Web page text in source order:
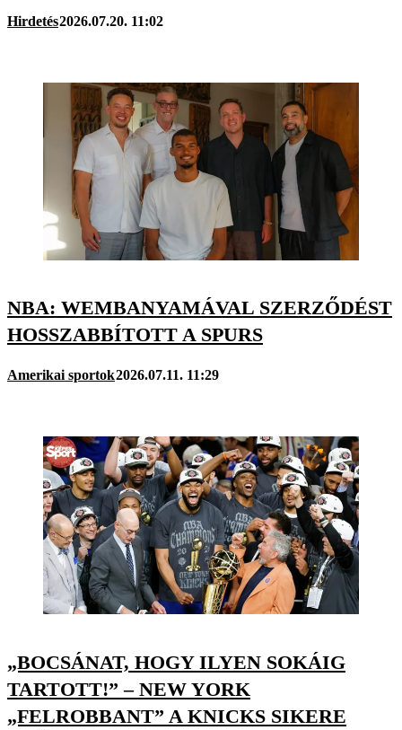
Hirdetés2026.07.20. 11:02
NBA: WEMBANYAMÁVAL SZERZŐDÉST
HOSSZABBÍTOTT A SPURS
Amerikai sportok2026.07.11. 11:29
„BOCSÁNAT, HOGY ILYEN SOKÁIG
TARTOTT!” – NEW YORK
„FELROBBANT” A KNICKS SIKERE